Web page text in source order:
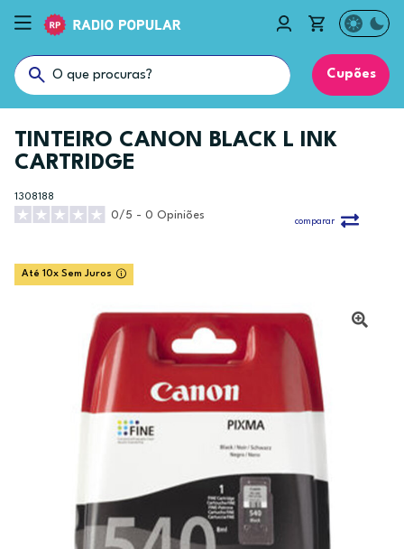
Cupões
TINTEIRO CANON BLACK L INK
CARTRIDGE
1308188
0/5 - 0 Opiniões
comparar
Até 10x Sem Juros